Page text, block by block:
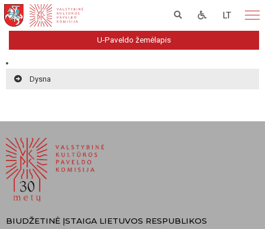
LT
U-Paveldo žemėlapis
Dysna
BIUDŽETINĖ ĮSTAIGA LIETUVOS RESPUBLIKOS